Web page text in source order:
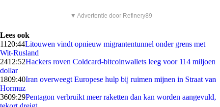
▼ Advertentie door Refinery89
Lees ook
11 20:44Litouwen vindt opnieuw migrantentunnel onder grens met
Wit-Rusland
2412:52Hackers roven Coldcard-bitcoinwallets leeg voor 114 miljoen
dollar
1809:40Iran overweegt Europese hulp bij ruimen mijnen in Straat van
Hormuz
3609:29Pentagon verbruikt meer raketten dan kan worden aangevuld,